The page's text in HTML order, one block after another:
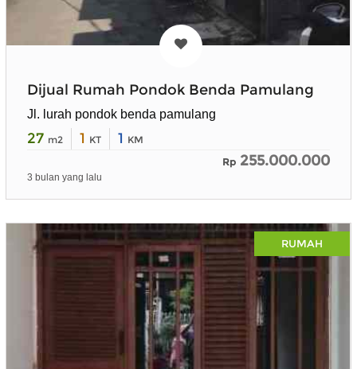
Dijual Rumah Pondok Benda Pamulang
Jl. lurah pondok benda pamulang
27 m2 1 KT 1 KM
Rp 255.000.000
3 bulan yang lalu
RUMAH